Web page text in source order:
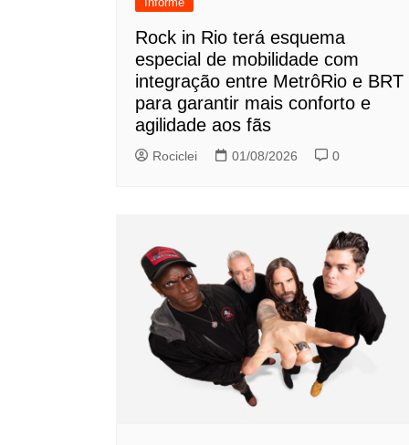
Rock in Rio terá esquema
especial de mobilidade com
integração entre MetrôRio e BRT
para garantir mais conforto e
agilidade aos fãs
Rociclei 01/08/2026 0